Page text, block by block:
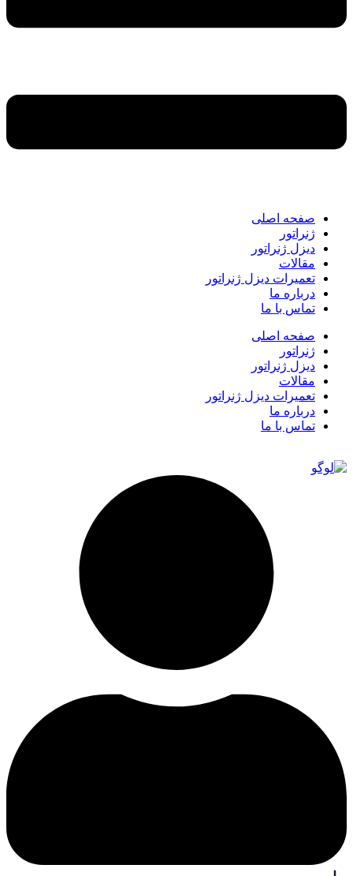
صفحه اصلی
ژنراتور
دیزل ژنراتور
مقالات
تعمیرات دیزل ژنراتور
درباره ما
تماس با ما
صفحه اصلی
ژنراتور
دیزل ژنراتور
مقالات
تعمیرات دیزل ژنراتور
درباره ما
تماس با ما